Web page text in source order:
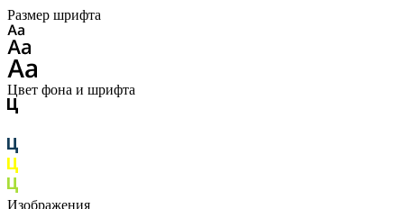
Размер шрифта
Цвет фона и шрифта
Изображения